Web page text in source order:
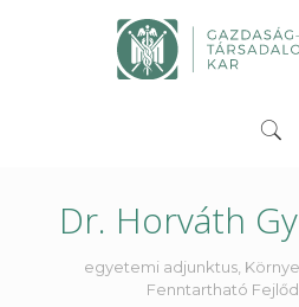
Dr. Horváth
egyetemi adjunktus,
Fenntartható